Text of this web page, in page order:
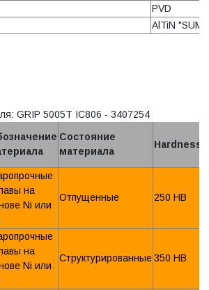
PVD
AlTiN
GRIP 5005T IC806 - 3407254
Состояние
материала
Hardness
на
Ni или
Отпущенные 250 HB
на
Ni или
Структурированные350 HB